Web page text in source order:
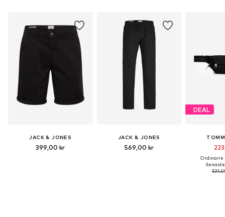
JACK & JONES
399,00 kr
JACK & JONES
569,00 kr
DEAL
Ordinarie